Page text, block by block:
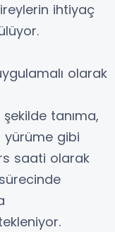
ihtiyaç
olarak
tanıma,
yürüme gibi
saati olarak